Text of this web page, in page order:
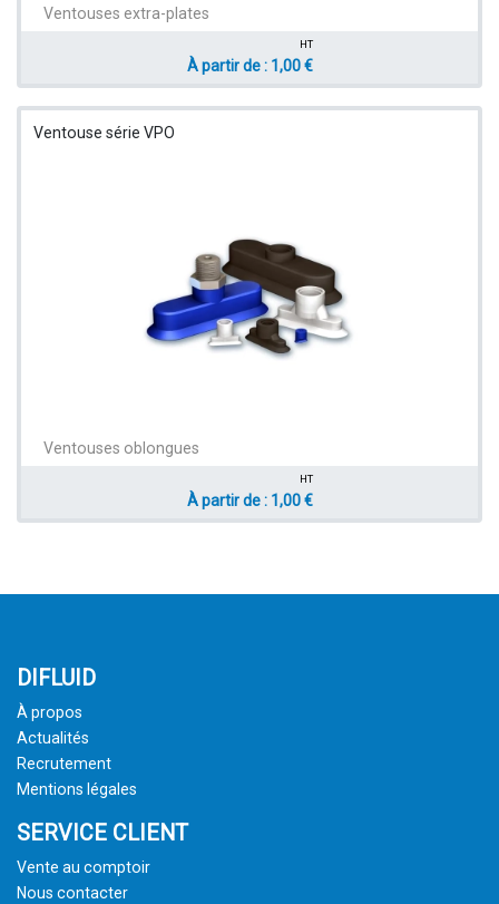
Ventouses extra-plates
HT
À partir de : 1,00 €
Ventouse série VPO
Ventouses oblongues
HT
À partir de : 1,00 €
DIFLUID
À propos
Actualités
Recrutement
Mentions légales
SERVICE CLIENT
Vente au comptoir
Nous contacter